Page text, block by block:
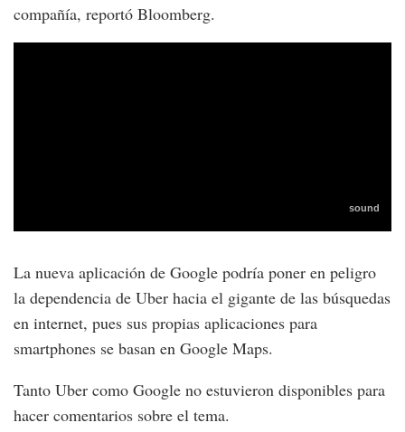
compañía, reportó Bloomberg.
La nueva aplicación de Google podría poner en peligro
la dependencia de Uber hacia el gigante de las búsquedas
en internet, pues sus propias aplicaciones para
smartphones se basan en Google Maps.
Tanto Uber como Google no estuvieron disponibles para
hacer comentarios sobre el tema.